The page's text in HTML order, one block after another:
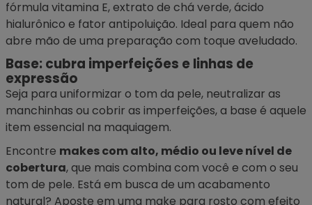
fórmula vitamina E, extrato de chá verde, ácido
hialurônico e fator antipoluição. Ideal para quem não
abre mão de uma preparação com toque aveludado.
Base: cubra imperfeições e linhas de
expressão
Seja para uniformizar o tom da pele, neutralizar as
manchinhas ou cobrir as imperfeições, a base é aquele
item essencial na maquiagem.
Encontre makes com alto, médio ou leve nível de
cobertura, que mais combina com você e com o seu
tom de pele. Está em busca de um acabamento
natural? Aposte em uma make para rosto com efeito